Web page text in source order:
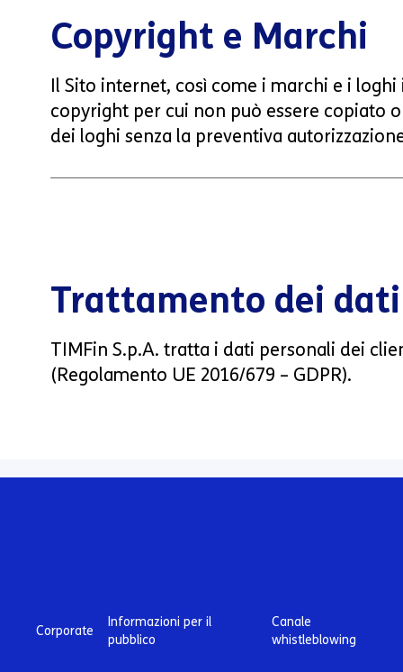
Copyright e Marchi
Il Sito internet, così come i marchi e i
copyright per cui non può essere copiato
dei loghi senza la preventiva
Trattamento dei
TIMFin S.p.A. tratta i dati personali dei
(Regolamento UE 2016/679 – GDPR).
Corporate
Informazioni per il
pubblico
Canale
whistleblowing